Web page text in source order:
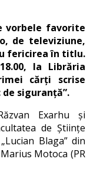
vorbele favorite
de televiziune,
fericirea în titlu.
la Librăria
cărți scrise
de siguranță”.
Exarhu şi
de Științe
Blaga” din
Motoca (PR